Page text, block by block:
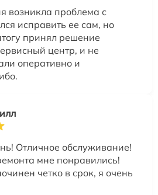
возникла проблема с
исправить ее сам, но
принял решение
центр, и не
оперативно и
Отличное обслуживание!
мне понравились!
четко в срок, я очень